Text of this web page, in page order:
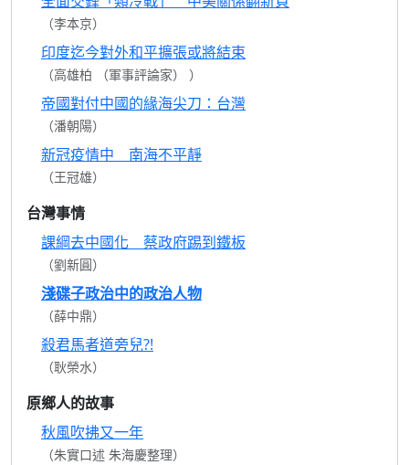
（李本京）
印度迄今對外和平擴張或將結束
（高雄柏 （軍事評論家） ）
帝國對付中國的緣海尖刀：台灣
（潘朝陽）
新冠疫情中 南海不平靜
（王冠雄）
台灣事情
課綱去中國化 蔡政府踢到鐵板
（劉新圓）
淺碟子政治中的政治人物
（薛中鼎）
殺君馬者道旁兒?!
（耿榮水）
原鄉人的故事
秋風吹拂又一年
（朱實口述 朱海慶整理）